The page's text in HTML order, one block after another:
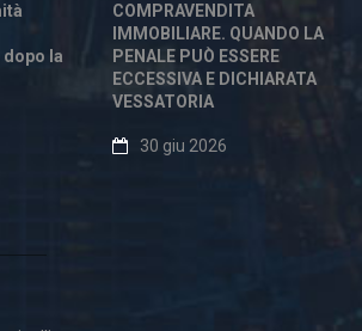
dopo la
COMPRAVENDITA
IMMOBILIARE. QUANDO LA
PENALE PUÒ ESSERE
ECCESSIVA E DICHIARATA
VESSATORIA
30 giu 2026